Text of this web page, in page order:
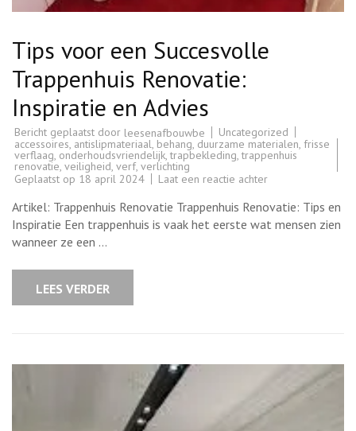
Tips voor een Succesvolle
Trappenhuis Renovatie:
Inspiratie en Advies
Bericht geplaatst door leesenafbouwbe
Uncategorized
accessoires, antislipmateriaal, behang, duurzame materialen, frisse
verflaag, onderhoudsvriendelijk,trapbekleding,trappenhuis
renovatie, veiligheid, verf, verlichting
Geplaatst op 18 april 2024 Laat een reactie achterop
voor
een
Succesvolle
Trappenhuis
Artikel: Trappenhuis Renovatie Trappenhuis Renovatie: Tips en
Inspiratie Een trappenhuis is vaak het eerste wat mensen zien
wanneer ze een …
LEES VERDER